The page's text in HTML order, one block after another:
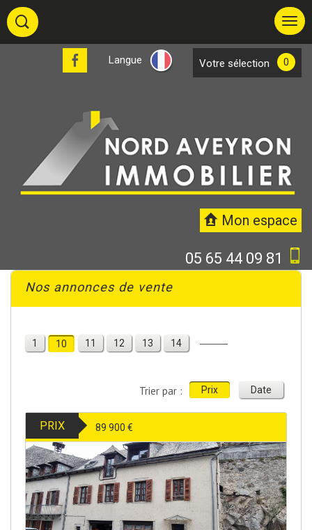
Langue votre sélection 0
Mon espace
05 65 44 09 81
Nos annonces de vente
1 10 11 12 13 14
Trier par : Prix Date
PRIX 89 900 €